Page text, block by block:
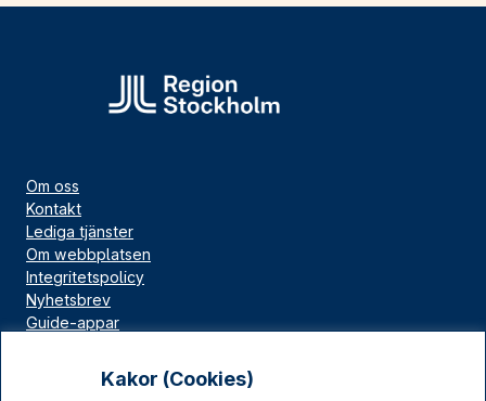
Kakor (Cookies)
Om oss
Kontakt
Lediga tjänster
Om webbplatsen
Integritetspolicy
Nyhetsbrev
Guide-appar